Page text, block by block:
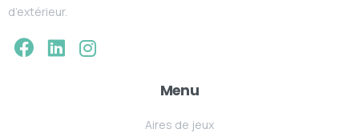
d’extérieur.
Menu
Aires de jeux